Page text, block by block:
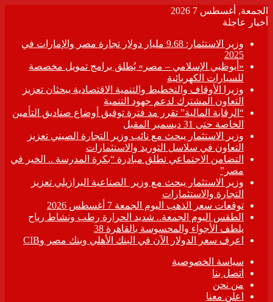
الجمعة, أغسطس 7 2026
أخبار عاجلة
وزير الاستثمار: 9.68 مليار دولار تجارة مصر والإمارات في
2025
«أبوظبي الإسلامي – مصر» يُطلق برامج تمويل مخصصة
للسيارات الكهربائية
وزيرا الأوقاف والتخطيط والتنمية الاقتصادية يبحثان تعزيز
التعاون المشترك لدعم جهود التنمية
“الرقابة المالية” تقرر مد فترة توفيق أوضاع صناديق التأمين
الخاصة حتى 31 ديسمبر المقبل
وزير الاستثمار يبحث مع نائب وزير التجارة الصيني تعزيز
التعاون في سلاسل التوريد والاستثمارات
التضامن الاجتماعي تطلق مبادرة “بكرة المدرسة .. الخير في
مصر”
وزير الاستثمار يبحث مع وزير الصناعية البرازيلي تعزيز
التجارة والاستثمارات
توقعات سعر الذهب اليوم الجمعة 7 أغسطس 2026
الطقس اليوم الجمعة.. شديد الحرارة رطب ونشاط رياح
يلطف الأجواء والمحسوسة بالقاهرة 38
اعرف سعر الدولار الآن في البنك الأهلي وبنك مصر وCIB
سياسة الخصوصية
اتصل بنا
من نحن
اعلن معنا